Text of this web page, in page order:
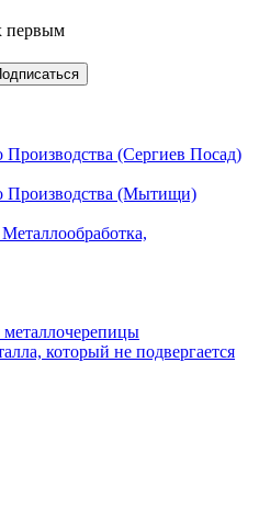
первым
(Сергиев Посад)
Производства (Мытищи)
металлочерепицы
который не подвергается